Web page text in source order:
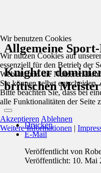
Allgemeine Sport-
Knighter
britischen
Drucken
E-Mail
Veröffentlicht von
Veröffentlicht: 10. Mai
Wir benutzen Cookies
Wir nutzen Cookies auf
essenziell für den Betrieb der
Website und die
Sie können selbst
Bitte beachten Sie, dass bei
alle Funktionalitäten der Seite
Akzeptieren Ablehnen
Weitere Informationen |